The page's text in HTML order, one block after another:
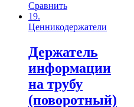
Сравнить
19.
Ценникодержатели
Держатель
информации
на трубу
(поворотный)